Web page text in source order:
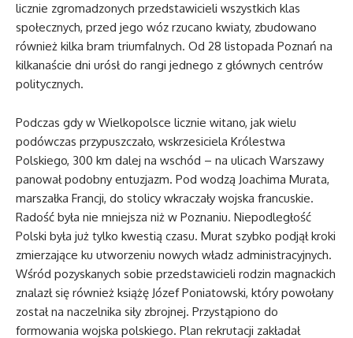
licznie zgromadzonych przedstawicieli wszystkich klas
społecznych, przed jego wóz rzucano kwiaty, zbudowano
również kilka bram triumfalnych. Od 28 listopada Poznań na
kilkanaście dni urósł do rangi jednego z głównych centrów
politycznych.
Podczas gdy w Wielkopolsce licznie witano, jak wielu
podówczas przypuszczało, wskrzesiciela Królestwa
Polskiego, 300 km dalej na wschód – na ulicach Warszawy
panował podobny entuzjazm. Pod wodzą Joachima Murata,
marszałka Francji, do stolicy wkraczały wojska francuskie.
Radość była nie mniejsza niż w Poznaniu. Niepodległość
Polski była już tylko kwestią czasu. Murat szybko podjął kroki
zmierzające ku utworzeniu nowych władz administracyjnych.
Wśród pozyskanych sobie przedstawicieli rodzin magnackich
znalazł się również książę Józef Poniatowski, który powołany
został na naczelnika siły zbrojnej. Przystąpiono do
formowania wojska polskiego. Plan rekrutacji zakładał